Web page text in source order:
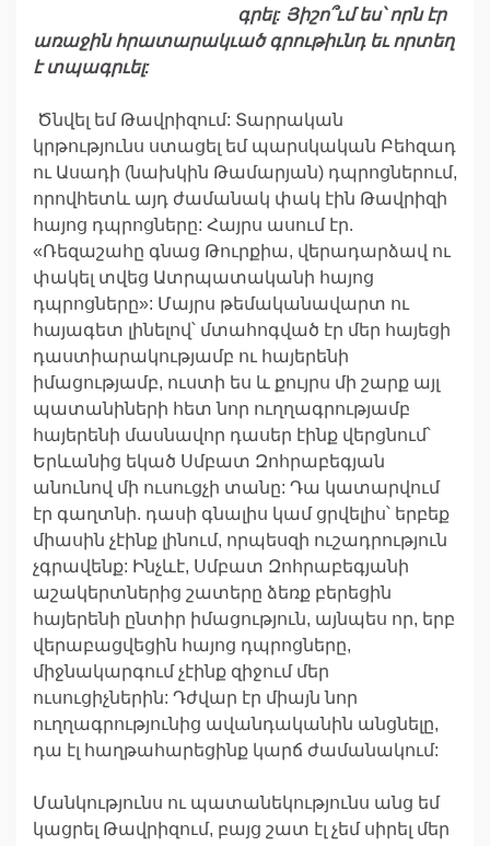
գրել: Յիշո՞ւմես՝ որն էր
առաջինհրատարակւածգրութիւնդ եւ որտեղ
էտպագրւել:
Ծնվել եմ Թավրիզում: Տարրական
կրթությունս ստացել եմ պարսկական Բեհզադ
ու Ասադի (նախկին Թամարյան) դպրոցներում,
որովհետև այդ ժամանակ փակ էին Թավրիզի
հայոց դպրոցները: Հայրս ասում էր.
«Ռեզաշահը գնաց Թուրքիա, վերադարձավ ու
փակել տվեց Ատրպատականի հայոց
դպրոցները»: Մայրս թեմականավարտ ու
հայագետ լինելով՝ մտահոգված էր մեր հայեցի
դաստիարակությամբ ու հայերենի
իմացությամբ, ուստի ես և քույրս մի շարք այլ
պատանիների հետ նոր ուղղագրությամբ
հայերենի մասնավոր դասեր էինք վերցնում՝
Երևանից եկած Սմբատ Զոհրաբեգյան
անունով մի ուսուցչի տանը: Դա կատարվում
էր գաղտնի. դասի գնալիս կամ ցրվելիս՝ երբեք
միասին չէինք լինում, որպեսզի ուշադրություն
չգրավենք: Ինչևէ, Սմբատ Զոհրաբեգյանի
աշակերտներից շատերը ձեռք բերեցին
հայերենի ընտիր իմացություն, այնպես որ, երբ
վերաբացվեցին հայոց դպրոցները,
միջնակարգում չէինք զիջում մեր
ուսուցիչներին: Դժվար էր միայն նոր
ուղղագրությունից ավանդականին անցնելը,
դա էլ հաղթահարեցինք կարճ ժամանակում:
Մանկությունս ու պատանեկությունս անց եմ
կացրել Թավրիզում, բայց շատ էլ չեմ սիրել մեր